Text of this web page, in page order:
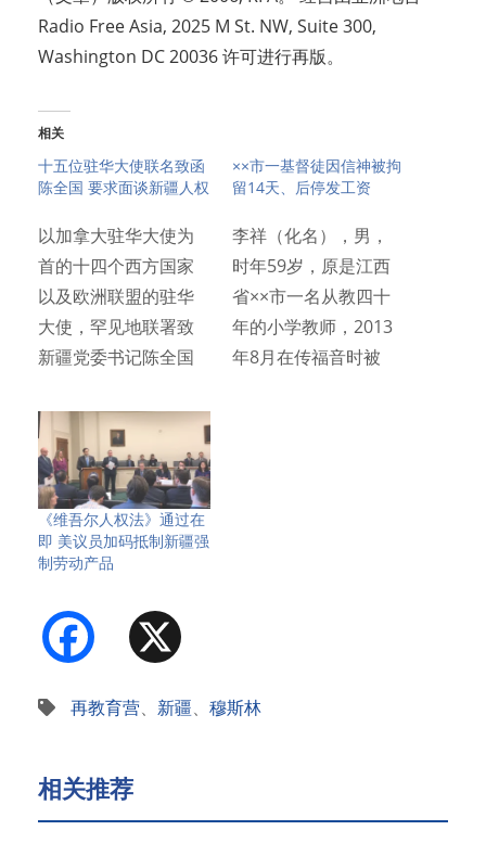
Radio Free Asia, 2025 M St. NW, Suite 300,
Washington DC 20036 许可进行再版。
相关
十五位驻华大使联名致函
陈全国 要求面谈新疆人权
以加拿大驻华大使为
首的十四个西方国家
以及欧洲联盟的驻华
大使，罕见地联署致
新疆党委书记陈全国
××市一基督徒因信神被拘
留14天、后停发工资
李祥（化名），男，
时年59岁，原是江西
省××市一名从教四十
年的小学教师，2013
年8月在传福音时被
《维吾尔人权法》通过在
即 美议员加码抵制新疆强
制劳动产品
Facebook
再教育营、 新疆、 穆斯林
相关推荐